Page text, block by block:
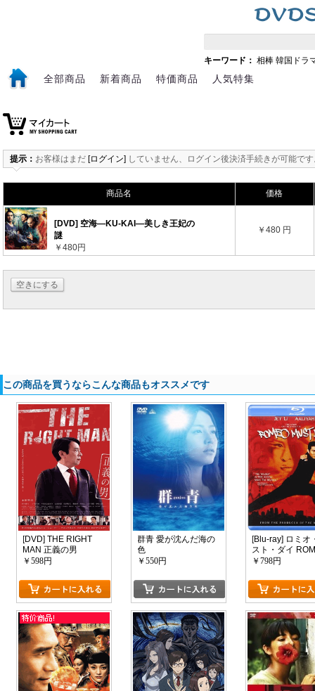
キーワード： 相棒 韓国ドラ
全部商品 新着商品 特価商品 人気特集
提示： お客様はまだ [ログイン] していません、ログイン後決済手続きが可能で
商品名 価格
[DVD] 空海―KU-KAI―美しき王妃の
謎
￥480円
￥480 円
空きにする
この商品を買うならこんな商品もオススメです
[DVD] THE RIGHT
MAN 正義の男
￥598円
群青 愛が沈んだ海の
色
￥550円
[Blu-ray] ロミオ
スト・ダイ
MUST DIE
￥798円